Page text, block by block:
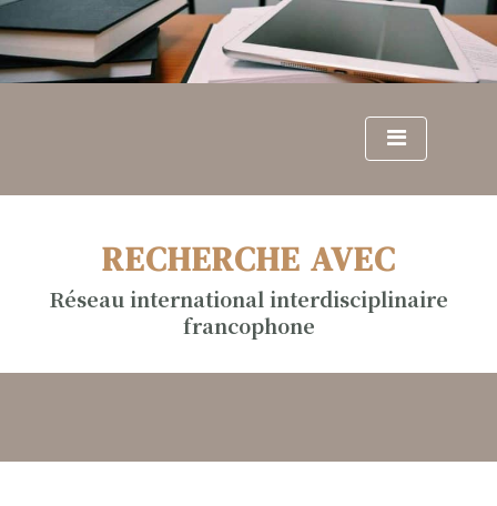
S
k
i
o
RECHERCHE AVEC
Réseau international interdisciplinaire
francophone